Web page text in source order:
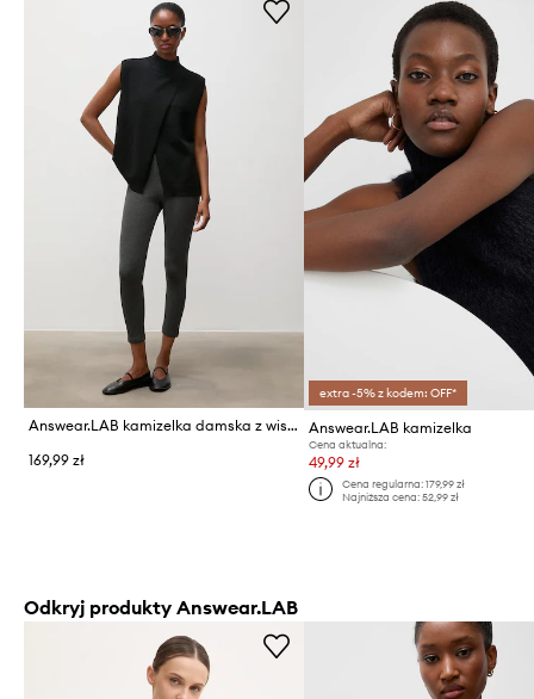
Answear.LAB kamizelka damska z wiskozą
169,99 zł
extra -5% z kodem: OFF*
Answear.LAB kamizelka
Cena aktualna:
49,99 zł
Cena regularna: 179,99 zł
Najniższa cena: 52,99 zł
Odkryj produkty Answear.LAB